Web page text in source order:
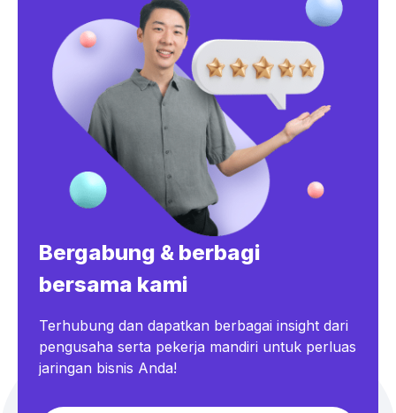
Bergabung & berbagi
bersama kami
Terhubung dan dapatkan berbagai insight dari
pengusaha serta pekerja mandiri untuk perluas
jaringan bisnis Anda!